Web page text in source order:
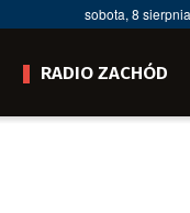
sobota, 8
RADIO ZACHÓD